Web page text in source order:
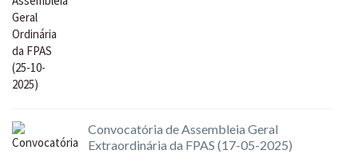
Convocatória de Assembleia Geral
Extraordinária da FPAS (17-05-2025)